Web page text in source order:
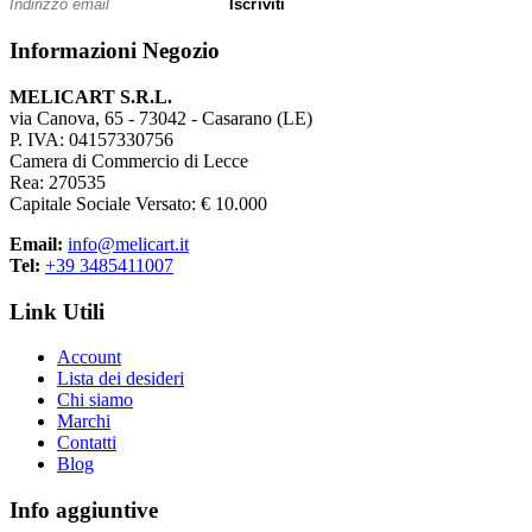
I portabadge possono essere utilizzati in modo temporaneo o
Questa flessibilità li rende adatti a molteplici contesti professionali.
Immagine professionale e attenzione al
dettaglio
Un sistema di identificazione ben strutturato comunica attenzione
all’ordine e alla professionalità.
I portabadge e portanome contribuiscono a rafforzare l’immagine
organizzata dell’ambiente di lavoro.
Iscriviti
Informazioni Negozio
MELICART S.R.L.
via Canova, 65 - 73042 - Casarano (LE)
P. IVA: 04157330756
Camera di Commercio di Lecce
Rea: 270535
Capitale Sociale Versato: € 10.000
Email: info@melicart.it
Tel: +39 3485411007
Link Utili
Account
Lista dei desideri
Chi siamo
Marchi
Contatti
Blog
Info aggiuntive